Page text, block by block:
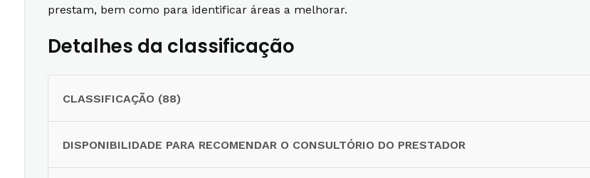
prestam, bem como para identificar áreas a melhorar.
Detalhes da classificação
CLASSIFICAÇÃO (88)
DISPONIBILIDADE PARA RECOMENDAR O CONSULTÓRIO DO PRESTADOR